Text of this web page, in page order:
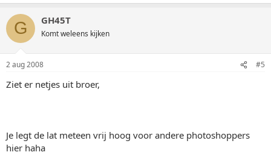
G GH45T
Komt weleens kijken
2 aug 2008 #5
Ziet er netjes uit broer,
Je legt de lat meteen vrij hoog voor andere photoshoppers
hier haha